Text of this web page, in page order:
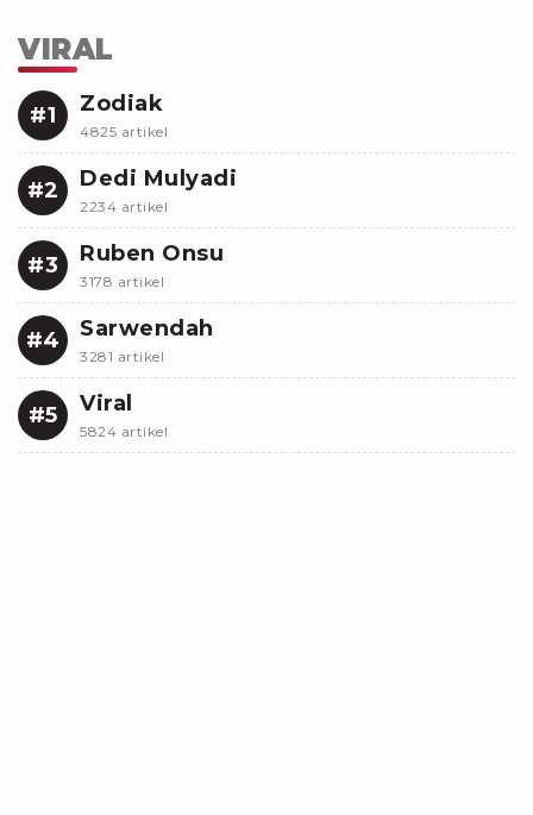
VIRAL
#1 Zodiak
4825 artikel
#2 Dedi Mulyadi
2234 artikel
#3 Ruben Onsu
3178 artikel
#4 Sarwendah
3281 artikel
#5 Viral
5824 artikel